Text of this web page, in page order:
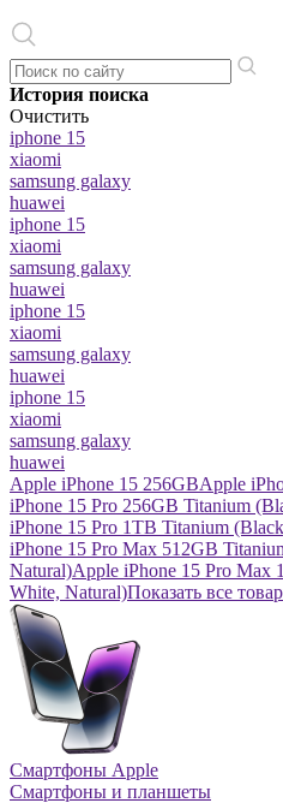
История поиска
Очистить
iphone 15
xiaomi
samsung galaxy
huawei
iphone 15
xiaomi
samsung galaxy
huawei
iphone 15
xiaomi
samsung galaxy
huawei
iphone 15
xiaomi
samsung galaxy
huawei
Apple iPhone 15 256GBApple
iPhone 15 Pro 256GB Titanium
iPhone 15 Pro 1TB Titanium
iPhone 15 Pro Max 512GB
Natural)Apple iPhone 15 Pro Max
White, Natural)Показать все
Смартфоны Apple
Смартфоны и планшеты